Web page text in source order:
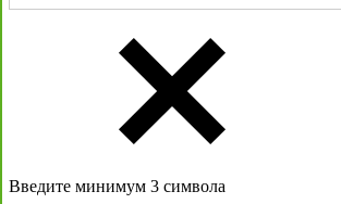
Введите минимум 3 символа